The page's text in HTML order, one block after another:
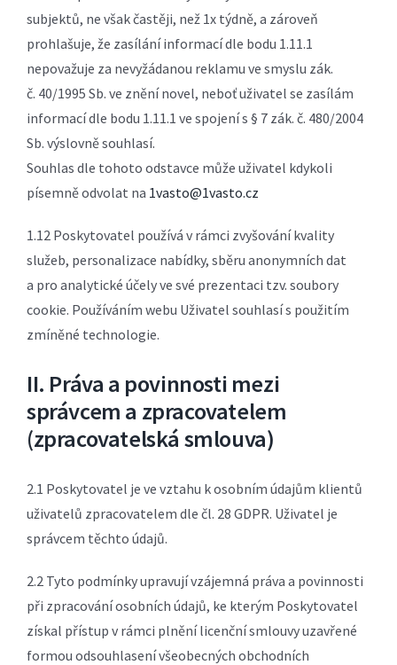
subjektů, ne však častěji, než 1x týdně, a zároveň
prohlašuje, že zasílání informací dle bodu 1.11.1
nepovažuje za nevyžádanou reklamu ve smyslu zák.
č. 40/1995 Sb. ve znění novel, neboť uživatel se zasílám
informací dle bodu 1.11.1 ve spojení s § 7 zák. č. 480/2004
Sb. výslovně souhlasí.
Souhlas dle tohoto odstavce může uživatel kdykoli
písemně odvolat na 1vasto@1vasto.cz
1.12 Poskytovatel používá v rámci zvyšování kvality
služeb, personalizace nabídky, sběru anonymních dat
a pro analytické účely ve své prezentaci tzv. soubory
cookie. Používáním webu Uživatel souhlasí s použitím
zmíněné technologie.
II. Práva a povinnosti mezi
správcem a zpracovatelem
(zpracovatelská smlouva)
2.1 Poskytovatel je ve vztahu k osobním údajům klientů
uživatelů zpracovatelem dle čl. 28 GDPR. Uživatel je
správcem těchto údajů.
2.2 Tyto podmínky upravují vzájemná práva a povinnosti
při zpracování osobních údajů, ke kterým Poskytovatel
získal přístup v rámci plnění licenční smlouvy uzavřené
formou odsouhlasení všeobecných obchodních